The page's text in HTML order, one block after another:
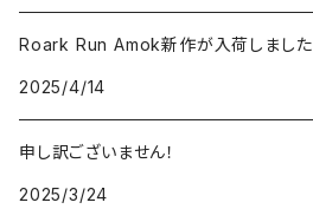
Club My★Star
その他アクティビティ
5,001～10,000円
Roark Run Amok新作が入荷しました
2025/4/14
申し訳ございません！
2025/3/24